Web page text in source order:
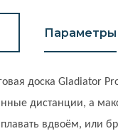
Параметры
доска Gladiator
дистанции, а
вдвоём, или